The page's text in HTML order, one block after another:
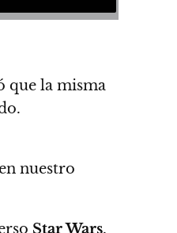
que la misma
nuestro
Star Wars,